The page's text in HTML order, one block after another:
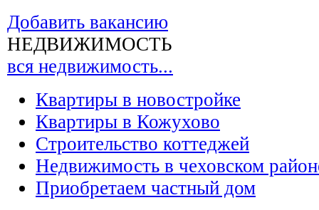
Добавить вакансию
НЕДВИЖИМОСТЬ
вся недвижимость...
Квартиры в новостройке
Квартиры в Кожухово
Строительство коттеджей
Недвижимость в чеховском
Приобретаем частный дом